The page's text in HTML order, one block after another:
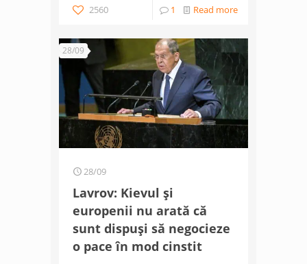
2560 1 Read more
28/09
28/09
Lavrov: Kievul și
europenii nu arată că
sunt dispuși să negocieze
o pace în mod cinstit